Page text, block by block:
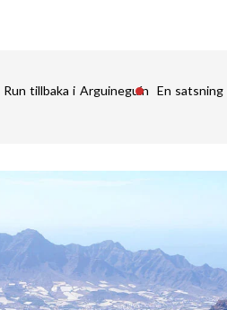
tillbaka i Arguineguín En